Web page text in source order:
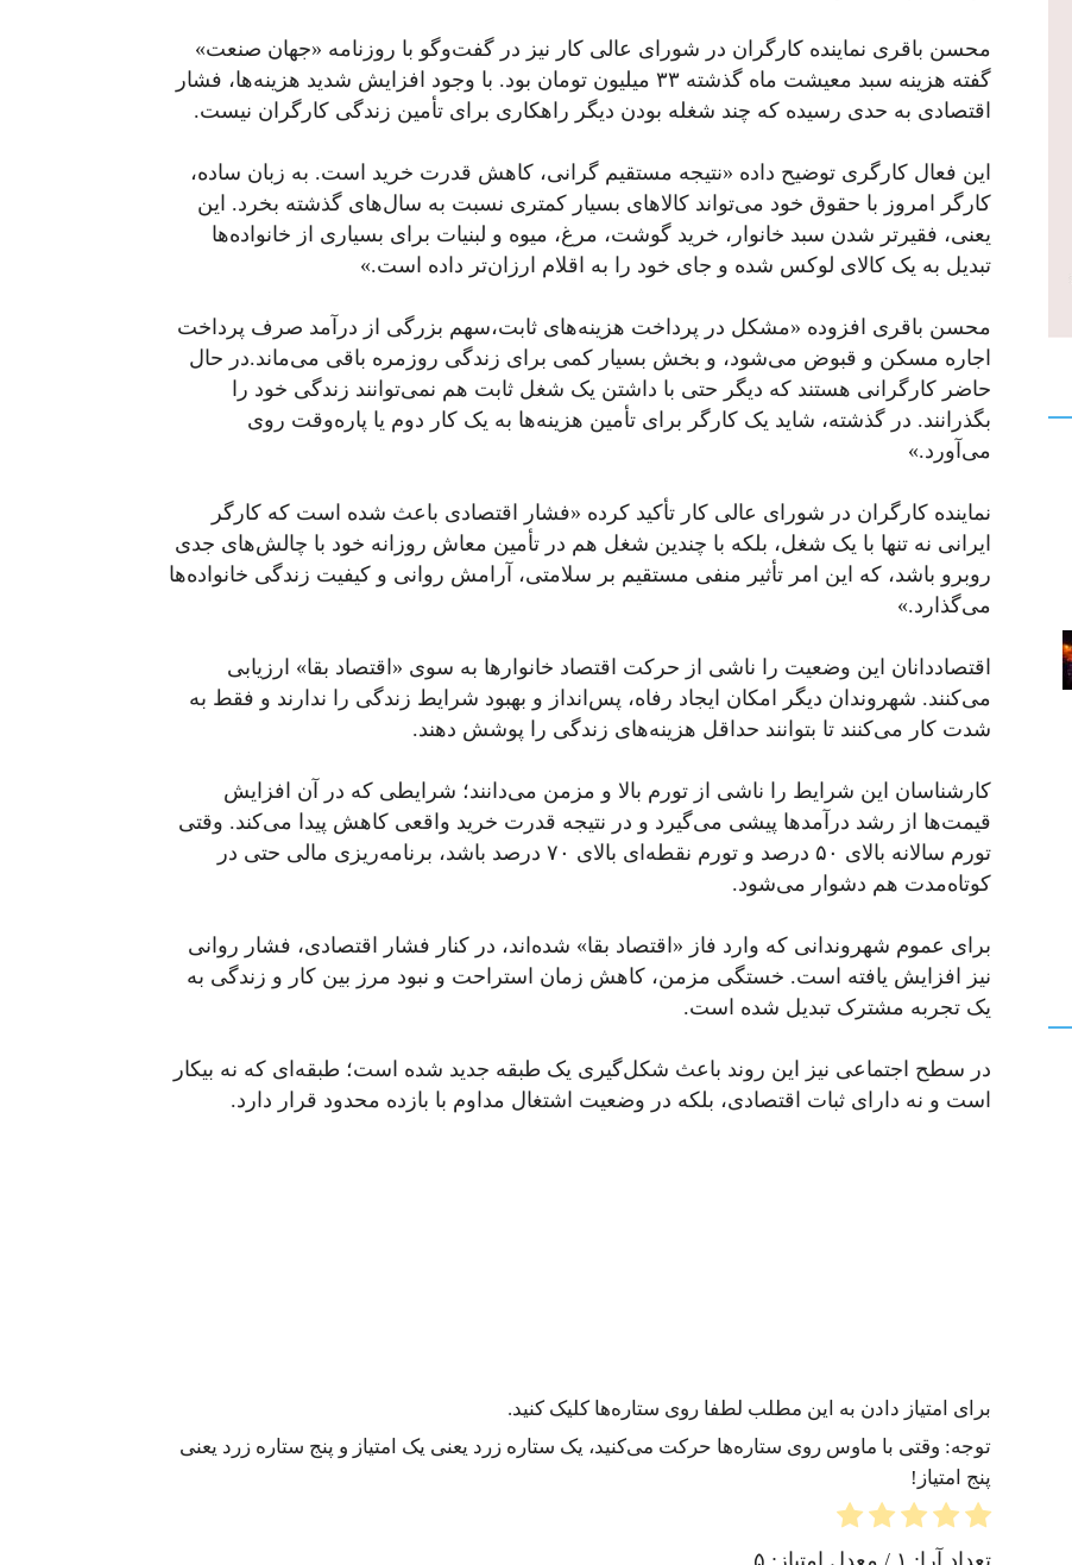
محسن باقری نماینده کارگران در شورای عالی کار نیز در گفت‌وگو با روزنامه «جهان صنعت»
گفته هزینه سبد معیشت ماه گذشته ۳۳ میلیون تومان بود. با وجود افزایش شدید هزینه‌ها، فشار
اقتصادی به حدی رسیده که چند شغله بودن دیگر راهکاری برای تأمین زندگی کارگران نیست.
این فعال کارگری توضیح داده «نتیجه مستقیم گرانی، کاهش قدرت خرید است. به زبان ساده،
کارگر امروز با حقوق خود می‌تواند کالاهای بسیار کمتری نسبت به سال‌های گذشته بخرد. این
یعنی، فقیرتر شدن سبد خانوار، خرید گوشت، مرغ، میوه و لبنیات برای بسیاری از خانواده‌ها
تبدیل به یک کالای لوکس شده و جای خود را به اقلام ارزان‌تر داده است.»
محسن باقری افزوده «مشکل در پرداخت هزینه‌های ثابت،سهم بزرگی از درآمد صرف پرداخت
اجاره مسکن و قبوض می‌شود، و بخش بسیار کمی برای زندگی روزمره باقی می‌ماند.در حال
حاضر کارگرانی هستند که دیگر حتی با داشتن یک شغل ثابت هم نمی‌توانند زندگی خود را
بگذرانند. در گذشته، شاید یک کارگر برای تأمین هزینه‌ها به یک کار دوم یا پاره‌وقت روی
می‌آورد.»
نماینده کارگران در شورای عالی کار تأکید کرده «فشار اقتصادی باعث شده است که کارگر
ایرانی نه تنها با یک شغل، بلکه با چندین شغل هم در تأمین معاش روزانه خود با چالش‌های جدی
روبرو باشد، که این امر تأثیر منفی مستقیم بر سلامتی، آرامش روانی و کیفیت زندگی خانواده‌ها
می‌گذارد.»
اقتصاددانان این وضعیت را ناشی از حرکت اقتصاد خانوارها به سوی «اقتصاد بقا» ارزیابی
می‌کنند. شهروندان دیگر امکان ایجاد رفاه، پس‌انداز و بهبود شرایط زندگی را ندارند و فقط به
شدت کار می‌کنند تا بتوانند حداقل هزینه‌های زندگی را پوشش دهند.
کارشناسان این شرایط را ناشی از تورم بالا و مزمن می‌دانند؛ شرایطی که در آن افزایش
قیمت‌ها از رشد درآمدها پیشی می‌گیرد و در نتیجه قدرت خرید واقعی کاهش پیدا می‌کند. وقتی
تورم سالانه بالای ۵۰ درصد و تورم نقطه‌ای بالای ۷۰ درصد باشد، برنامه‌ریزی مالی حتی در
کوتاه‌مدت هم دشوار می‌شود.
برای عموم شهروندانی که وارد فاز «اقتصاد بقا» شده‌اند، در کنار فشار اقتصادی، فشار روانی
نیز افزایش یافته است. خستگی مزمن، کاهش زمان استراحت و نبود مرز بین کار و زندگی به
یک تجربه مشترک تبدیل شده است.
در سطح اجتماعی نیز این روند باعث شکل‌گیری یک طبقه جدید شده است؛ طبقه‌ای که نه بیکار
است و نه دارای ثبات اقتصادی، بلکه در وضعیت اشتغال مداوم با بازده محدود قرار دارد.
برای امتیاز دادن به این مطلب لطفا روی ستاره‌ها کلیک کنید.
توجه: وقتی با ماوس روی ستاره‌ها حرکت می‌کنید، یک ستاره زرد یعنی یک امتیاز و پنج ستاره زرد یعنی
پنج امتیاز!